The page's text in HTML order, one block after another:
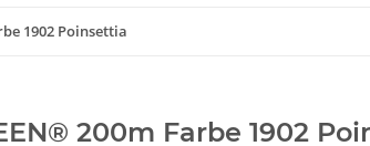
1902 Poinsettia
200m Farbe 1902